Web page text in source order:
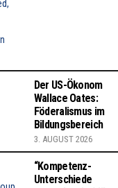
Der US-Ökonom
Wallace Oates:
Föderalismus im
Bildungsbereich
3. AUGUST 2026
“Kompetenz-
Unterschiede